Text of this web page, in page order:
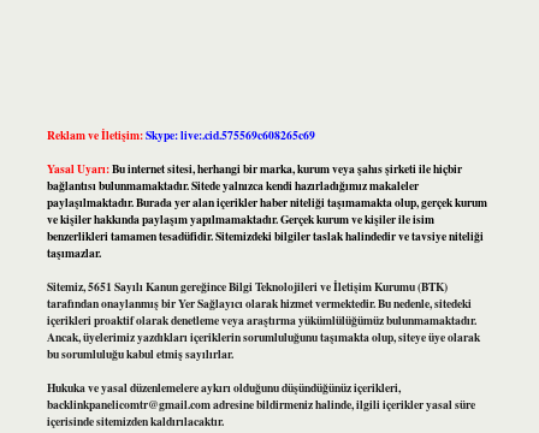
Reklam ve İletişim:Skype: live:.cid.575569c608265c69
Yasal Uyarı:Bu internet sitesi, herhangi bir marka, kurum veya şahıs şirketi ile hiçbir
bağlantısı bulunmamaktadır. Sitede yalnızca kendi hazırladığımız makaleler
paylaşılmaktadır. Burada yer alan içerikler haber niteliği taşımamakta olup, gerçek kurum
ve kişiler hakkında paylaşım yapılmamaktadır. Gerçek kurum ve kişiler ile isim
benzerlikleri tamamen tesadüfidir. Sitemizdeki bilgiler taslak halindedir ve tavsiye niteliği
taşımazlar.
Sitemiz, 5651 Sayılı Kanun gereğince Bilgi Teknolojileri ve İletişim Kurumu (BTK)
tarafından onaylanmış bir Yer Sağlayıcı olarak hizmet vermektedir. Bu nedenle, sitedeki
içerikleri proaktif olarak denetleme veya araştırma yükümlülüğümüz bulunmamaktadır.
Ancak, üyelerimiz yazdıkları içeriklerin sorumluluğunu taşımakta olup, siteye üye olarak
bu sorumluluğu kabul etmiş sayılırlar.
Hukuka ve yasal düzenlemelere aykırı olduğunu düşündüğünüz içerikleri,
backlinkpanelicomtr@gmail.comadresine bildirmeniz halinde, ilgili içerikler yasal süre
içerisinde sitemizden kaldırılacaktır.